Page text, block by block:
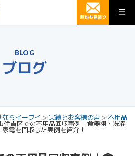
無料お見積り
BLOG
ブログ
らイーブイ > 実績とお客様の声 > 不用品
住吉区での不用品回収事例｜食器棚・洗濯
電を回収した実例を紹介！